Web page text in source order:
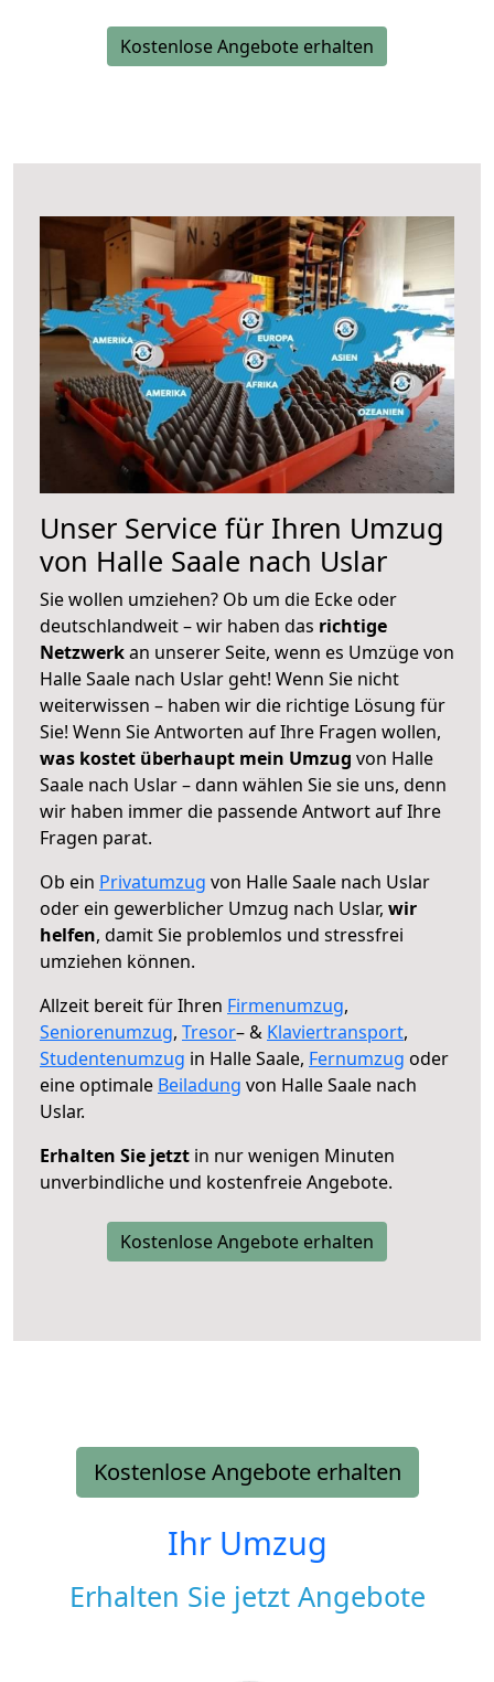
Kostenlose Angebote erhalten
Unser Service für Ihren Umzug
von Halle Saale nach Uslar
Sie wollen umziehen? Ob um die Ecke oder
deutschlandweit – wir haben das richtige
Netzwerkan unserer Seite, wenn es Umzüge von
Halle Saale nach Uslar geht! Wenn Sie nicht
weiterwissen – haben wir die richtige Lösung für
Sie! Wenn Sie Antworten auf Ihre Fragen wollen,
was kostet überhaupt mein Umzug von Halle
Saale nach Uslar – dann wählen Sie sie uns, denn
wir haben immer die passende Antwort auf Ihre
Fragen parat.
Ob ein Privatumzug von Halle Saale nach Uslar
oder ein gewerblicher Umzug nach Uslar, wir
helfen, damit Sie problemlos und stressfrei
umziehen können.
Allzeit bereit für Ihren Firmenumzug,
Seniorenumzug, Tresor– & Klaviertransport,
Studentenumzug in Halle Saale, Fernumzug oder
eine optimale Beiladung von Halle Saale nach
Uslar.
Erhalten Sie jetzt in nur wenigen Minuten
unverbindliche und kostenfreie Angebote.
Kostenlose Angebote erhalten
Kostenlose Angebote erhalten
Ihr Umzug
Erhalten Sie jetzt Angebote